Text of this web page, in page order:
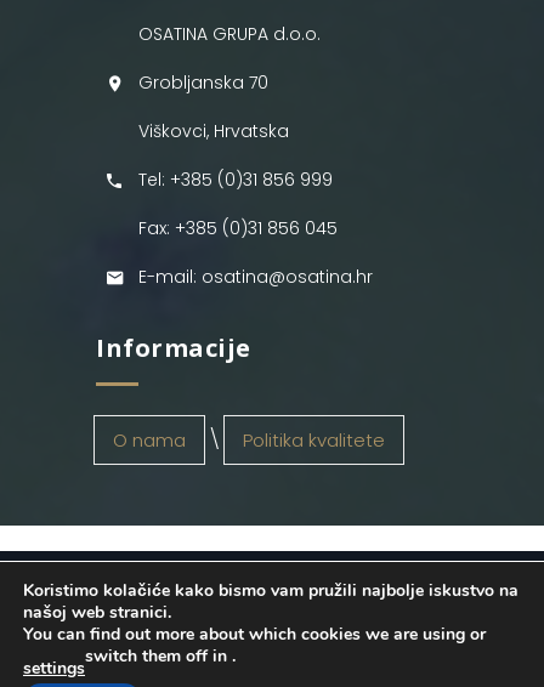
OSATINA GRUPA d.o.o.
Grobljanska 70
Viškovci, Hrvatska
Tel: +385 (0)31 856 999
Fax: +385 (0)31 856 045
E-mail: osatina@osatina.hr
Informacije
O nama Politika kvalitete
OSATINA GRUPA d.o.o. 2026
. Configured
byINFOS Osijek. Sva prava pridržana.
Koristimo kolačiće kako bismo vam pružili najbolje iskustvo na
našoj web stranici.
You can find out more about which cookies we are using or
switch them off in
settings
.